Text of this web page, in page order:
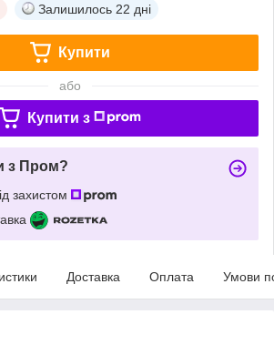
Залишилось 22 дні
Купити
або
Купити з
з Пром?
захистом
Доставка Оплата Умови